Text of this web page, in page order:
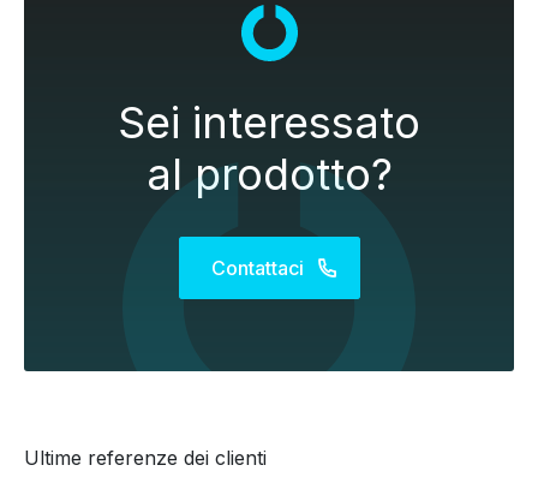
Sei interessato
al prodotto?
Contattaci
Ultime referenze dei clienti